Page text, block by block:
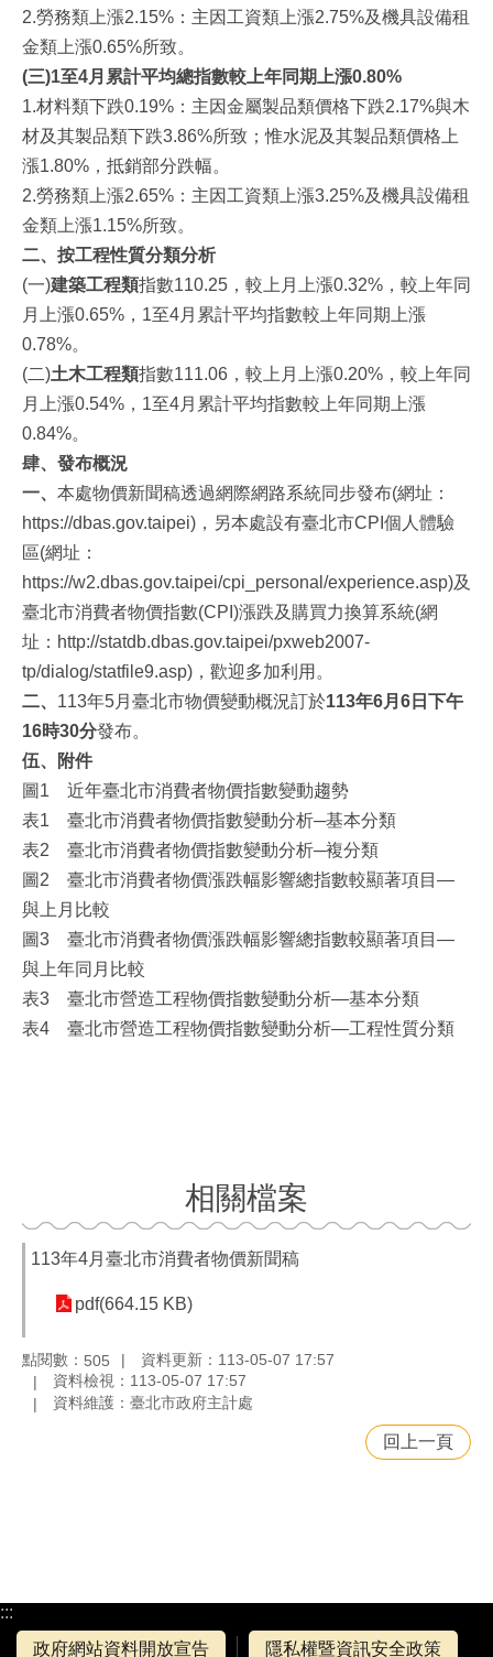
2.勞務類上漲2.15%：主因工資類上漲2.75%及機具設備租
金類上漲0.65%所致。
(三)1至4月累計平均總指數較上年同期上漲0.80%
1.材料類下跌0.19%：主因金屬製品類價格下跌2.17%與木
材及其製品類下跌3.86%所致；惟水泥及其製品類價格上
漲1.80%，抵銷部分跌幅。
2.勞務類上漲2.65%：主因工資類上漲3.25%及機具設備租
金類上漲1.15%所致。
二、按工程性質分類分析
(一)建築工程類指數110.25，較上月上漲0.32%，較上年同
月上漲0.65%，1至4月累計平均指數較上年同期上漲
0.78%。
(二)土木工程類指數111.06，較上月上漲0.20%，較上年同
月上漲0.54%，1至4月累計平均指數較上年同期上漲
0.84%。
肆、發布概況
一、 本處物價新聞稿透過網際網路系統同步發布(網址：
https://dbas.gov.taipei)，另本處設有臺北市CPI個人體驗
區(網址：
https://w2.dbas.gov.taipei/cpi_personal/experience.asp)及
臺北市消費者物價指數(CPI)漲跌及購買力換算系統(網
址：http://statdb.dbas.gov.taipei/pxweb2007-
tp/dialog/statfile9.asp)，歡迎多加利用。
二、 113年5月臺北市物價變動概況訂於113年6月6日下午
16時30分發布。
伍、附件
圖1 近年臺北市消費者物價指數變動趨勢
表1 臺北市消費者物價指數變動分析─基本分類
表2 臺北市消費者物價指數變動分析─複分類
圖2 臺北市消費者物價漲跌幅影響總指數較顯著項目—
與上月比較
圖3 臺北市消費者物價漲跌幅影響總指數較顯著項目—
與上年同月比較
表3 臺北市營造工程物價指數變動分析—基本分類
表4 臺北市營造工程物價指數變動分析—工程性質分類
相關檔案
113年4月臺北市消費者物價新聞稿
pdf(664.15 KB)
點閱數： 505
資料更新：113-05-07 17:57
資料檢視：113-05-07 17:57
資料維護：臺北市政府主計處
回上一頁
:::
政府網站資料開放宣告
隱私權暨資訊安全政策